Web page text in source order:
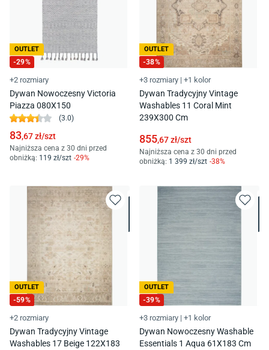
OUTLET
-29%
+2 rozmiary
Dywan Nowoczesny Victoria
Piazza 080X150
(3.0)
83,67zł/szt
Najniższa cena z 30 dni przed
obniżką: 119 zł/szt -29%
OUTLET
-38%
+3 rozmiary | +1 kolor
Dywan Tradycyjny Vintage
Washables 11 Coral Mint
239X300 Cm
855,67zł/szt
Najniższa cena z 30 dni przed
obniżką: 1 399 zł/szt -38%
OUTLET
-59%
+2 rozmiary
Dywan Tradycyjny Vintage
Washables 17 Beige 122X183
OUTLET
-39%
+3 rozmiary | +1 kolor
Dywan Nowoczesny Washable
Essentials 1 Aqua 61X183 Cm